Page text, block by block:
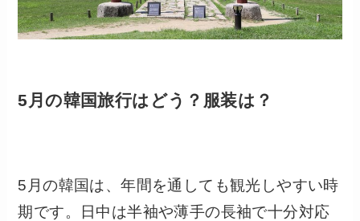
5月の韓国旅行はどう？服装は？
5月の韓国は、年間を通しても観光しやすい時
期です。日中は半袖や薄手の長袖で十分対応